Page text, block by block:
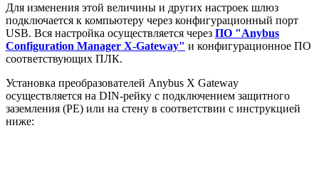
Для изменения этой величины и других настроек шлюз
подключается к компьютеру через конфигурационный порт
USB. Вся настройка осуществляется через ПО "Anybus
Configuration Manager X-Gateway" и конфигурационное ПО
соответствующих ПЛК.
Установка преобразователей Anybus X Gateway
осуществляется на DIN-рейку с подключением защитного
заземления (РЕ) или на стену в соответствии с инструкцией
ниже: